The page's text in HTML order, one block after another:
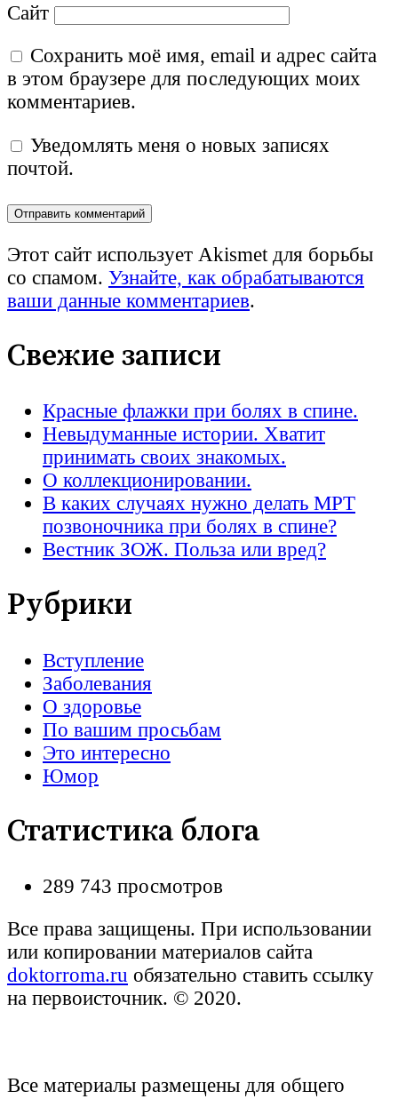
Сайт
Сохранить моё имя, email и адрес сайта
в этом браузере для последующих моих
комментариев.
Уведомлять меня о новых записях
почтой.
Этот сайт использует Akismet для борьбы
со спамом. Узнайте, как обрабатываются
ваши данные комментариев.
Свежие записи
Красные флажки при болях в спине.
Невыдуманные истории. Хватит
принимать своих знакомых.
О коллекционировании.
В каких случаях нужно делать МРТ
позвоночника при болях в спине?
Вестник ЗОЖ. Польза или вред?
Рубрики
Вступление
Заболевания
О здоровье
По вашим просьбам
Это интересно
Юмор
Статистика блога
289 743 просмотров
Все права защищены. При использовании
или копировании материалов сайта
doktorroma.ru обязательно ставить ссылку
на первоисточник. © 2020.
Все материалы размещены для общего